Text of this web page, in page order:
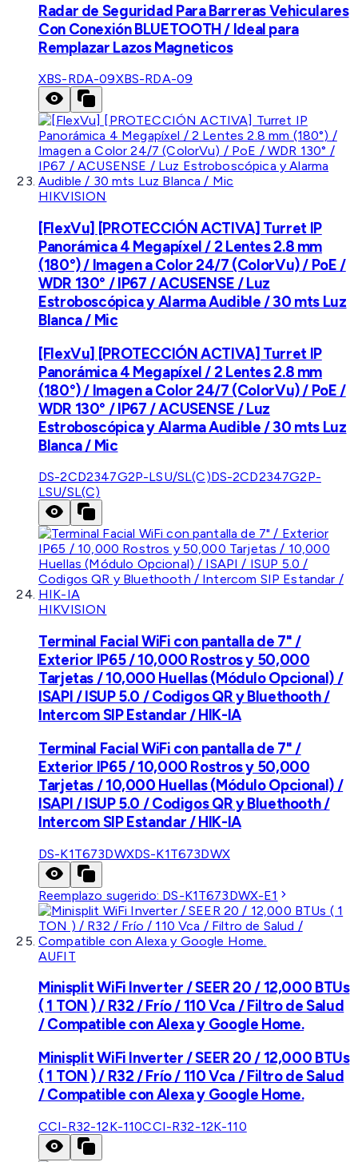
Radar de Seguridad Para Barreras Vehiculares
Con Conexión BLUETOOTH / Ideal para
Remplazar Lazos Magneticos
XBS-RDA-09XBS-RDA-09
HIKVISION
[FlexVu] [PROTECCIÓN ACTIVA] Turret IP
Panorámica 4 Megapíxel / 2 Lentes 2.8 mm
(180°) / Imagen a Color 24/7 (ColorVu) / PoE /
WDR 130° / IP67 / ACUSENSE / Luz
Estroboscópica y Alarma Audible / 30 mts Luz
Blanca / Mic
[FlexVu] [PROTECCIÓN ACTIVA] Turret IP
Panorámica 4 Megapíxel / 2 Lentes 2.8 mm
(180°) / Imagen a Color 24/7 (ColorVu) / PoE /
WDR 130° / IP67 / ACUSENSE / Luz
Estroboscópica y Alarma Audible / 30 mts Luz
Blanca / Mic
DS-2CD2347G2P-LSU/SL(C)DS-2CD2347G2P-
LSU/SL(C)
HIKVISION
Terminal Facial WiFi con pantalla de 7" /
Exterior IP65 / 10,000 Rostros y 50,000
Tarjetas / 10,000 Huellas (Módulo Opcional) /
ISAPI / ISUP 5.0 / Codigos QR y Bluethooth /
Intercom SIP Estandar / HIK-IA
Terminal Facial WiFi con pantalla de 7" /
Exterior IP65 / 10,000 Rostros y 50,000
Tarjetas / 10,000 Huellas (Módulo Opcional) /
ISAPI / ISUP 5.0 / Codigos QR y Bluethooth /
Intercom SIP Estandar / HIK-IA
DS-K1T673DWXDS-K1T673DWX
Reemplazo sugerido: DS-K1T673DWX-E1
AUFIT
Minisplit WiFi Inverter / SEER 20 / 12,000 BTUs
( 1 TON ) / R32 / Frío / 110 Vca / Filtro de Salud
/ Compatible con Alexa y Google Home.
Minisplit WiFi Inverter / SEER 20 / 12,000 BTUs
( 1 TON ) / R32 / Frío / 110 Vca / Filtro de Salud
/ Compatible con Alexa y Google Home.
CCI-R32-12K-110CCI-R32-12K-110